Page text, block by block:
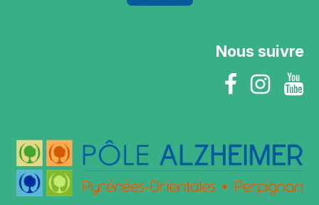
Nous suivre